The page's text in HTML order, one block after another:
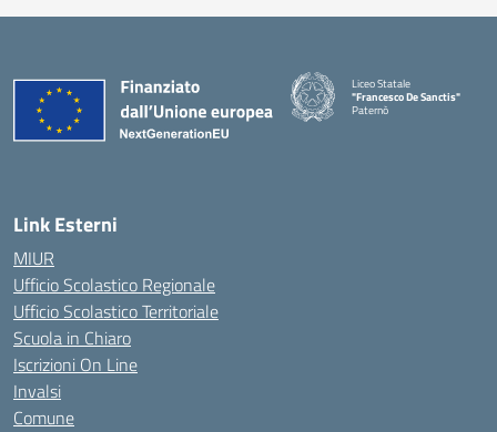
Liceo Statale
"Francesco De Sanctis"
Paternò
Link Esterni
MIUR
Ufficio Scolastico Regionale
Ufficio Scolastico Territoriale
Scuola in Chiaro
Iscrizioni On Line
Invalsi
Comune